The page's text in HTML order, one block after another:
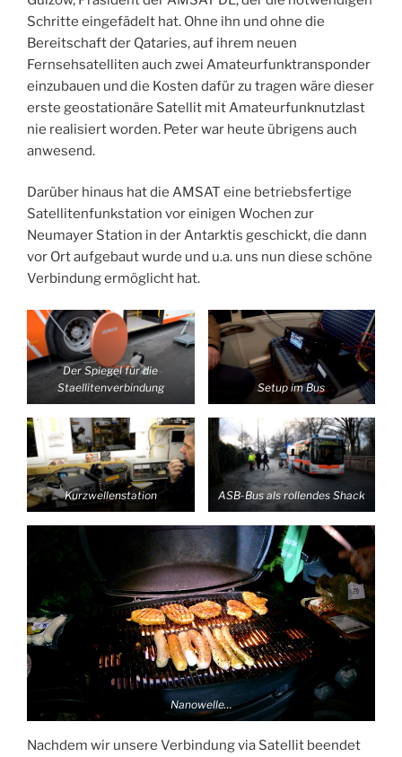
Schritte eingefädelt hat. Ohne ihn und ohne die
Bereitschaft der Qataries, auf ihrem neuen
Fernsehsatelliten auch zwei Amateurfunktransponder
einzubauen und die Kosten dafür zu tragen wäre dieser
erste geostationäre Satellit mit Amateurfunknutzlast
nie realisiert worden. Peter war heute übrigens auch
anwesend.
Darüber hinaus hat die AMSAT eine betriebsfertige
Satellitenfunkstation vor einigen Wochen zur
Neumayer Station in der Antarktis geschickt, die dann
vor Ort aufgebaut wurde und u.a. uns nun diese schöne
Verbindung ermöglicht hat.
Der Spiegel für die
Staellitenverbindung
Setup im Bus
Kurzwellenstation ASB-Bus als rollendes Shack
Nanowelle…
Nachdem wir unsere Verbindung via Satellit beendet